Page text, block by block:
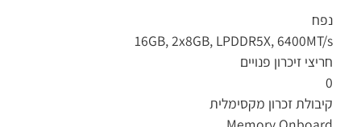
16GB, 2x8GB, LPDDR5X,
זיכרון פנויים
זכרון מקסימלית